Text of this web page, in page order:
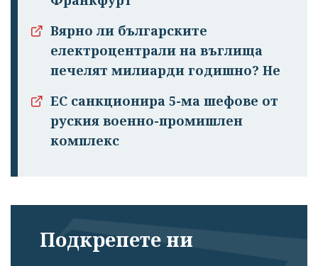
Вярно ли българските
електроцентрали на въглища
печелят милиарди годишно? Не
ЕС санкционира 5-ма шефове от
руския военно-промишлен
комплекс
Подкрепете ни